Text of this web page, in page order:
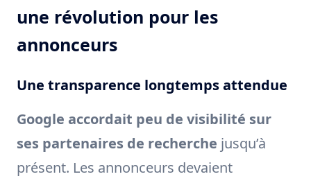
une révolution pour les
annonceurs
Une transparence longtemps attendue
Google accordait peu de visibilité sur
ses partenaires de recherche jusqu’à
présent. Les annonceurs devaient